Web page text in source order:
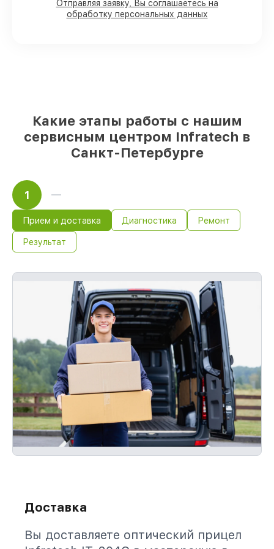
прицелов на складе или доступны для
срочного заказа
Отправляя заявку, Вы соглашаетесь на
обработку персональных данных
Какие этапы работы с нашим
сервисным центром Infratech в
Санкт-Петербурге
1
Прием и доставка Диагностика Ремонт
Результат
Доставка
Вы доставляете оптический прицел